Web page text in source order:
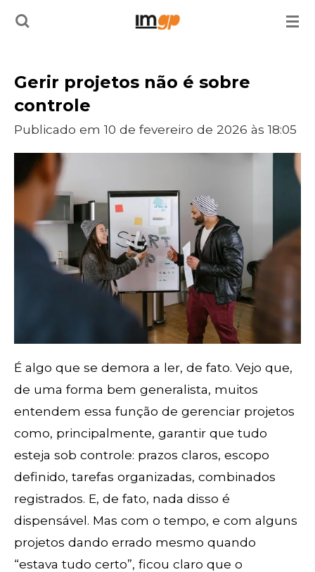
Salta
conteúdo
principal
Gerir projetos não é sobre
controle
Publicado em 10 de fevereiro de 2026 às 18:05
É algo que se demora a ler, de fato. Vejo que,
de uma forma bem generalista, muitos
entendem essa função de gerenciar projetos
como, principalmente, garantir que tudo
esteja sob controle: prazos claros, escopo
definido, tarefas organizadas, combinados
registrados. E, de fato, nada disso é
dispensável. Mas com o tempo, e com alguns
projetos dando errado mesmo quando
“estava tudo certo”, ficou claro que o